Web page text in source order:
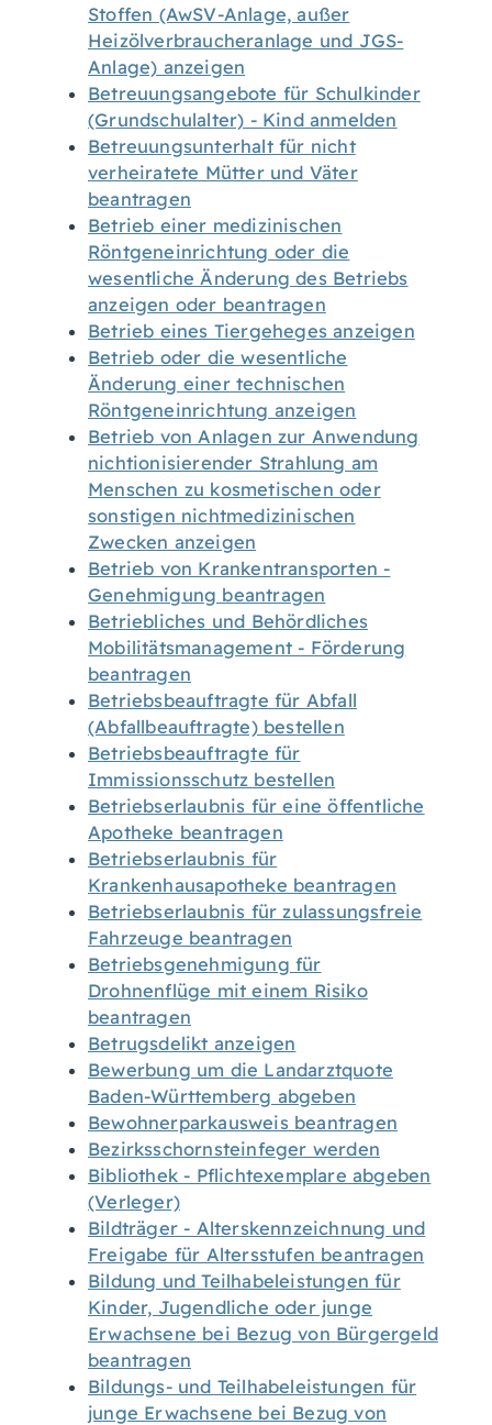
Stoffen (AwSV-Anlage, außer
Heizölverbraucheranlage und JGS-
Anlage) anzeigen
Betreuungsangebote für Schulkinder
(Grundschulalter) - Kind anmelden
Betreuungsunterhalt für nicht
verheiratete Mütter und Väter
beantragen
Betrieb einer medizinischen
Röntgeneinrichtung oder die
wesentliche Änderung des Betriebs
anzeigen oder beantragen
Betrieb eines Tiergeheges anzeigen
Betrieb oder die wesentliche
Änderung einer technischen
Röntgeneinrichtung anzeigen
Betrieb von Anlagen zur Anwendung
nichtionisierender Strahlung am
Menschen zu kosmetischen oder
sonstigen nichtmedizinischen
Zwecken anzeigen
Betrieb von Krankentransporten -
Genehmigung beantragen
Betriebliches und Behördliches
Mobilitätsmanagement - Förderung
beantragen
Betriebsbeauftragte für Abfall
(Abfallbeauftragte) bestellen
Betriebsbeauftragte für
Immissionsschutz bestellen
Betriebserlaubnis für eine öffentliche
Apotheke beantragen
Betriebserlaubnis für
Krankenhausapotheke beantragen
Betriebserlaubnis für zulassungsfreie
Fahrzeuge beantragen
Betriebsgenehmigung für
Drohnenflüge mit einem Risiko
beantragen
Betrugsdelikt anzeigen
Bewerbung um die Landarztquote
Baden-Württemberg abgeben
Bewohnerparkausweis beantragen
Bezirksschornsteinfeger werden
Bibliothek - Pflichtexemplare abgeben
(Verleger)
Bildträger - Alterskennzeichnung und
Freigabe für Altersstufen beantragen
Bildung und Teilhabeleistungen für
Kinder, Jugendliche oder junge
Erwachsene bei Bezug von Bürgergeld
beantragen
Bildungs- und Teilhabeleistungen für
junge Erwachsene bei Bezug von